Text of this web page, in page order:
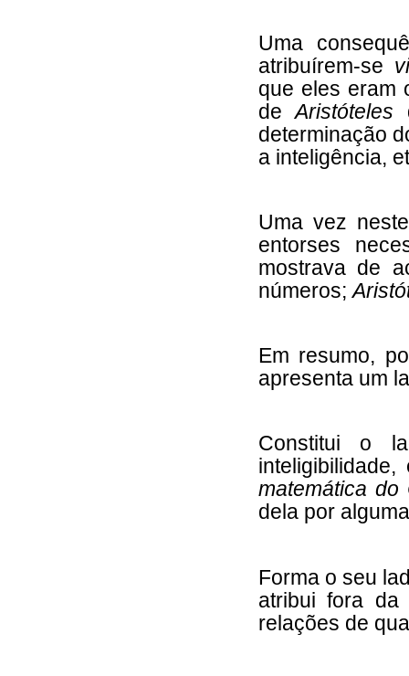
Uma
atribuírem-se
que eles eram
deAristóteles
determinação
a inteligência,
Uma vez
entorses
mostrava de
números;
Em resumo,
apresenta um
Constitui o
matemática
dela por
Forma o seu
atribui fora da
relações de